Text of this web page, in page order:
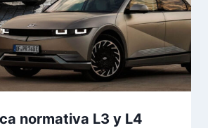
normativa L3 y L4